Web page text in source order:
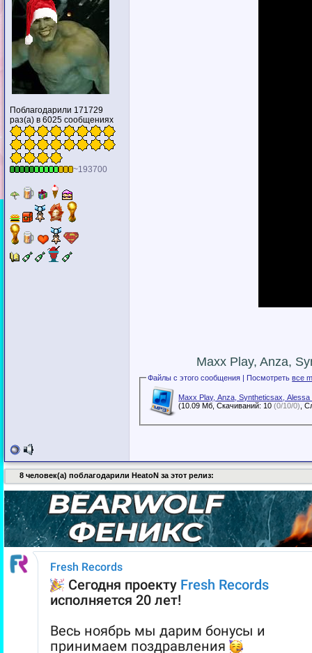
Поблагодарили 171729
раз(а) в 6025 сообщениях
~193700
Maxx Play, Anza,
Файлы с этого сообщения | Посмотретьвсе
Maxx Play, Anza, Syntheticsax,
(10.09 Мб, Скачиваний: 10(0/10/0)
8 человек(а) поблагодарили HeatoN за этот релиз: